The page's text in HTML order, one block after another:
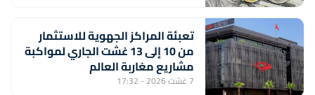
تعبئة المراكز الجهوية للاستثمار
من 10 إلى 13 غشت الجاري لمواكبة
مشاريع مغاربة العالم
7 غشت 2026 - 17:32